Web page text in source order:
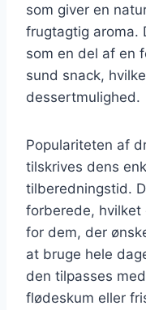
som giver en
frugtagtig aroma.
som en del af en
sund snack,
dessertmulighed.
Populariteten af
tilskrives dens
tilberedningstid.
forberede,
for dem, der
at bruge hele
den tilpasses
flødeskum eller